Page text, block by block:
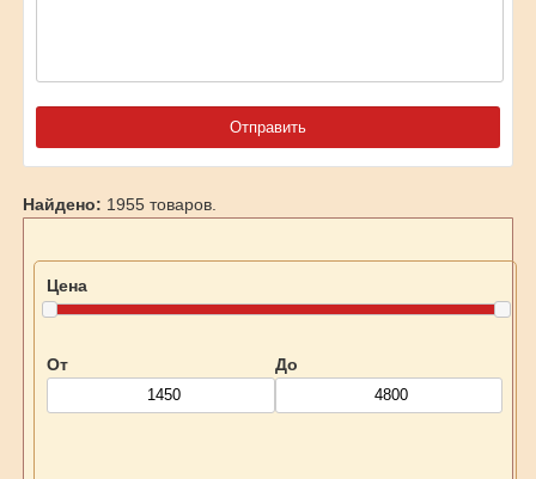
Найдено: 1955 товаров.
Цена
От До